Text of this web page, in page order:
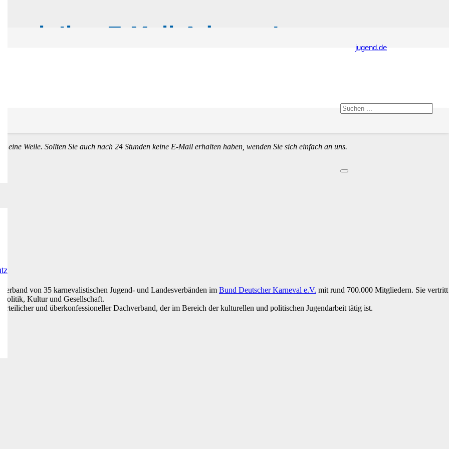
jugend.de
Ihre E-Mail-Adresse!
Weile. Sollten Sie auch nach 24 Stunden keine E-Mail erhalten haben, wenden Sie sich einfach an uns.
von 35 karnevalistischen Jugend- und Landesverbänden im Bund Deutscher Karneval e.V. mit rund 700.000 Mitgliedern. Sie vertritt
Politik, Kultur und Gesellschaft.
und überkonfessioneller Dachverband, der im Bereich der kulturellen und politischen Jugendarbeit tätig ist.